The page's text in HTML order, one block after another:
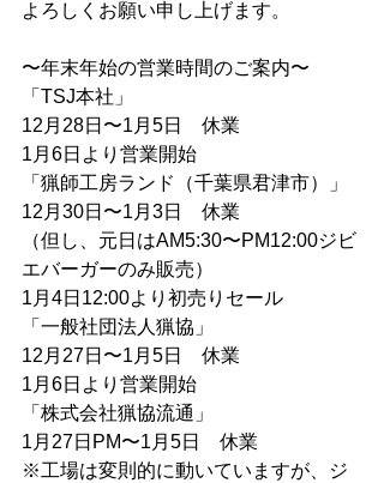
よろしくお願い申し上げます。
〜年末年始の営業時間のご案内〜
「TSJ本社」
12月28日〜1月5日　休業
1月6日より営業開始
「猟師工房ランド（千葉県君津市）」
12月30日〜1月3日　休業
（但し、元日はAM5:30〜PM12:00ジビ
エバーガーのみ販売）
1月4日12:00より初売りセール
「一般社団法人猟協」
12月27日〜1月5日　休業
1月6日より営業開始
「株式会社猟協流通」
1月27日PM〜1月5日　休業
※工場は変則的に動いていますが、ジ